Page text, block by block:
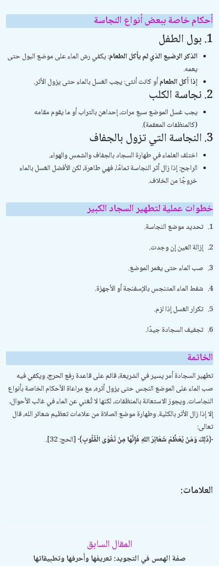
أحكام خاصة ببعض أنواع النجاسة
1. بول الطفل
الذكر الرضيع الذي لم يأكل الطعام: يكفي رش الماء على موضع البول حتى
يعمه.
إذا أكل الطعامأو كانت أنثى: يجب الغسل بالماء حتى يزول الأثر.
2. نجاسة الكلب
يجب غسل الموضع سبع مرات، إحداهن بالتراب أو ما يقوم مقامه
(كالمنظفات المعقمة).
3. النجاسة التي تزول بالجفاف
اختلف العلماء في طهارة السجاد بالجفاف والشمس والهواء.
الراجح: إذا زال أثر النجاسة تمامًا، فهي طاهرة، لكن الأفضل الغسل بالماء
خروجًا من الخلاف.
خطوات عملية لتطهير السجاد الكبير
1. تحديد موضع النجاسة.
2. إزالة العين إن وجدت.
3. صب الماء حتى يغمر الموضع.
4. شفط الماء المتنجس بالإسفنجة أو الأجهزة.
5. تكرار الغسل إذا لزم.
6. تجفيف السجادة جيدًا.
الخاتمة
تطهير السجادة أمر يسير في الشريعة، قائم على قاعدة رفع الحرج، ويكفي فيه
صب الماء على الموضع النجس حتى يزول أثره، مع مراعاة الأحكام الخاصة بأنواع
النجاسات. ويجوز الاستعانة بالمنظفات، لكنها لا تُغني عن الماء في غالب الأحوال،
إلا إذا زال الأثر بالكلية. وطهارة موضع الصلاة من علامات تعظيم شعائر الله، قال
تعالى:
﴿ذَلِكَ وَمَنْ يُعَظِّمْ شَعَائِرَ اللهِ فَإِنَّهَا مِنْ تَقْوَى الْقُلُوبِ﴾[الحج: 32].
العلامات:
المقال السابق
صفة الهمس في التجويد: تعريفها وأحرفها وتطبيقاتها